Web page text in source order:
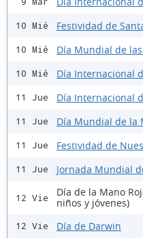
10 Mié Festividad de
10 Mié Día Mundial de
10 Mié Día Internacional
11 Jue Día Internacional
11 Jue Día Mundial de la
11 Jue Festividad de
11 Jue Jornada Mundial
12 Vie
Día de la Mano
niños y jóvenes)
12 Vie Día de Darwin